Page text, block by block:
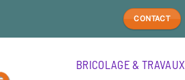
CONTACT
BRICOLAGE & TRAVAUX